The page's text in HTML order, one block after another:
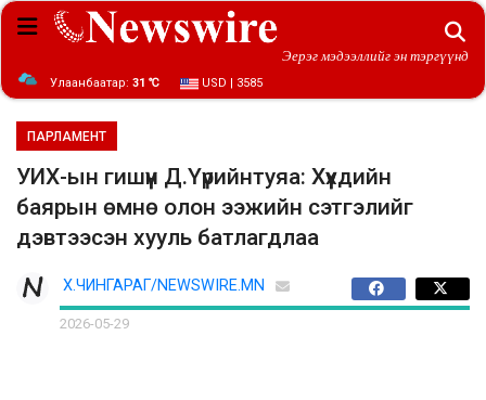
Эерэг мэдээллийг эн тэргүүнд
Улаанбаатар: 31 ℃ USD | 3585
ПАРЛАМЕНТ
УИХ-ын гишүүн Д.Үүрийнтуяа: Хүүхдийн
баярын өмнө олон ээжийн сэтгэлийг
дэвтээсэн хууль батлагдлаа
Х.ЧИНГАРАГ/NEWSWIRE.MN
2026-05-29